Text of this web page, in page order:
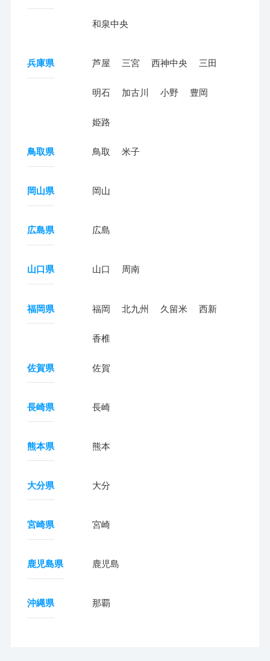
和泉中央
兵庫県 芦屋 三宮 西神中央 三田
明石 加古川 小野 豊岡
姫路
鳥取県 鳥取 米子
岡山県 岡山
広島県 広島
山口県 山口 周南
福岡県 福岡 北九州 久留米 西新
香椎
佐賀県 佐賀
長崎県 長崎
熊本県 熊本
大分県 大分
宮崎県 宮崎
鹿児島県 鹿児島
沖縄県 那覇